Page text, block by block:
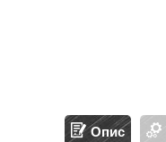
Опис